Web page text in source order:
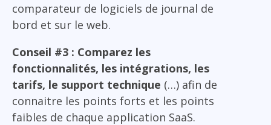
comparateur de logiciels de journal de
bord et sur le web.
Conseil #3 : Comparez les
fonctionnalités, les intégrations, les
tarifs, le support technique (…) afin de
connaitre les points forts et les points
faibles de chaque application SaaS.